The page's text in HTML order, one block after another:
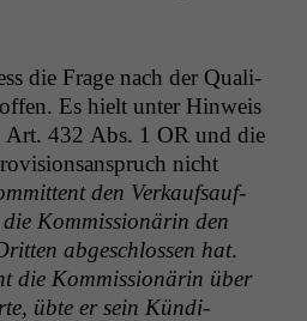
die Frage nach der Qual­i­
Es hielt unter Hin­weis
432 Abs. 1 OR und die
nicht
den Verkauf­sauf­
Kom­mis­sionärin den
abgeschlossen hat.
die Kom­mis­sionärin über
übte er sein Kündi­